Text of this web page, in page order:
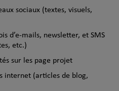
sociaux (textes, visuels,
d’e-mails, newsletter, et SMS
etc.)
sur les page projet
internet (articles de blog,